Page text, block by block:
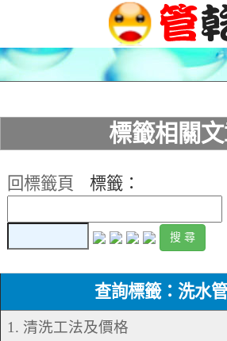
標籤相關
回標籤頁
標籤：
查詢標籤：洗水
1. 清洗工法及價格